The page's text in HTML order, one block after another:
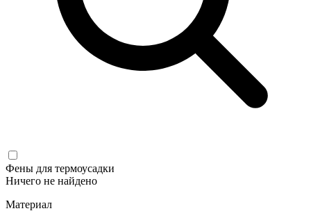
Фены для термоусадки
Ничего не найдено
Материал